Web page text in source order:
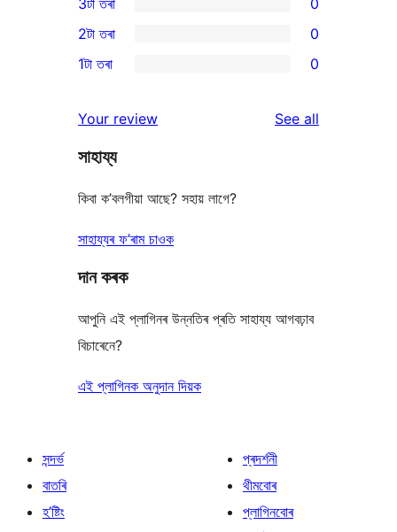
star
review
4-
star
reviews
0
3-
star
2-
reviews
2টা তৰা 0
star
reviews
1টা তৰা 0
Your review See all
সাহায্য
কিবা ক’বলগীয়া আছে? সহায় লাগে?
সাহায্যৰ ফ’ৰাম চাওক
দান কৰক
আপুনি এই প্লাগিনৰ উন্নতিৰ প্ৰতি সাহায্য আগবঢ়াব
বিচাৰেনে?
এই প্লাগিনক অনুদান দিয়ক
সন্দৰ্ভ
বাতৰি
হ’ষ্টিং
প্ৰদৰ্শনী
থীমবোৰ
প্লাগিনবোৰ